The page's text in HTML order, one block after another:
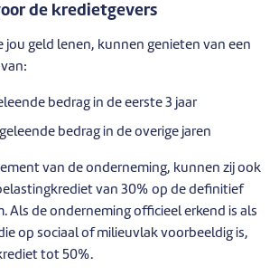
de kredietgevers
jou geld lenen, kunnen genieten van een
bedrag in de eerste 3 jaar
bedrag in de overige jaren
van de onderneming, kunnen zij ook
van 30% op de definitief
Als de onderneming officieel erkend is als
op sociaal of milieuvlak voorbeeldig is,
tot 50%.